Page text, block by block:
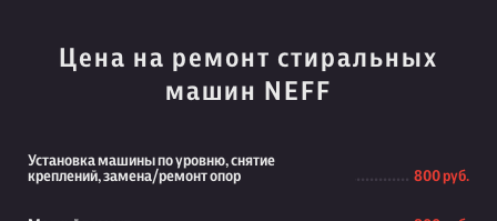
Цена на ремонт стиральных
машин NEFF
Установка машины по уровню, снятие
креплений, замена/ремонт опор
800 руб.